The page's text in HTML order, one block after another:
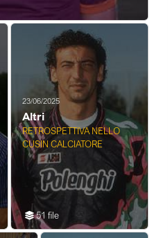
23/06/2025
Altri
RETROSPETTIVA NELLO
CUSIN CALCIATORE
51 file